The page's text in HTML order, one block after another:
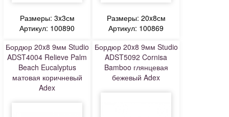
Размеры: 3x3см
Артикул: 100890
Размеры: 20x8см
Артикул: 100869
Бордюр 20x8 9мм Studio
ADST4004 Relieve Palm
Beach Eucalyptus
матовая коричневый
Adex
Бордюр 20x8 9мм Studio
ADST5092 Cornisa
Bamboo глянцевая
бежевый Adex